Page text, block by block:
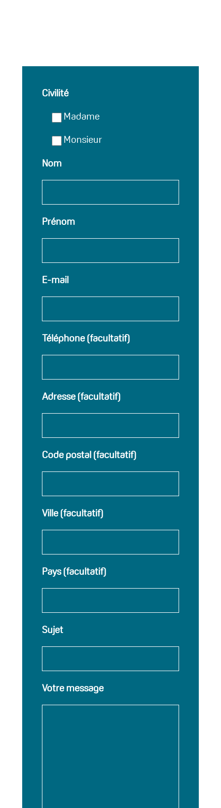
Civilité
Madame
Monsieur
Nom
Prénom
E-mail
Téléphone (facultatif)
Adresse (facultatif)
Code postal (facultatif)
Ville (facultatif)
Pays (facultatif)
Sujet
Votre message